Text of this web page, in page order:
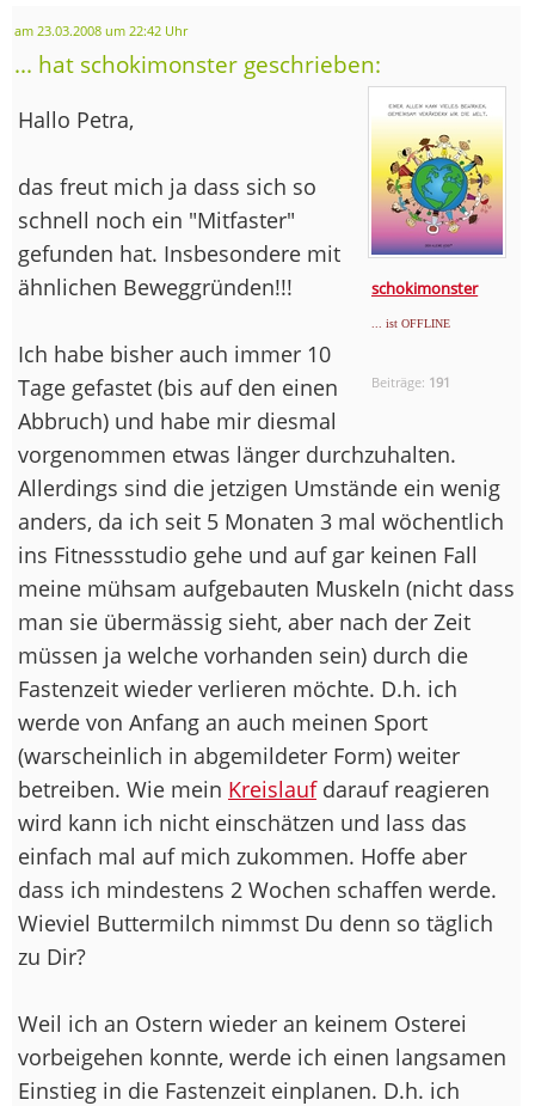
am 23.03.2008 um 22:42 Uhr
... hat schokimonster geschrieben:
schokimonster
... ist OFFLINE
Beiträge: 191
Hallo Petra,
das freut mich ja dass sich so
schnell noch ein "Mitfaster"
gefunden hat. Insbesondere mit
ähnlichen Beweggründen!!!
Ich habe bisher auch immer 10
Tage gefastet (bis auf den einen
Abbruch) und habe mir diesmal
vorgenommen etwas länger durchzuhalten.
Allerdings sind die jetzigen Umstände ein wenig
anders, da ich seit 5 Monaten 3 mal wöchentlich
ins Fitnessstudio gehe und auf gar keinen Fall
meine mühsam aufgebauten Muskeln (nicht dass
man sie übermässig sieht, aber nach der Zeit
müssen ja welche vorhanden sein) durch die
Fastenzeit wieder verlieren möchte. D.h. ich
werde von Anfang an auch meinen Sport
(warscheinlich in abgemildeter Form) weiter
betreiben. Wie mein Kreislaufdarauf reagieren
wird kann ich nicht einschätzen und lass das
einfach mal auf mich zukommen. Hoffe aber
dass ich mindestens 2 Wochen schaffen werde.
Wieviel Buttermilch nimmst Du denn so täglich
zu Dir?
Weil ich an Ostern wieder an keinem Osterei
vorbeigehen konnte, werde ich einen langsamen
Einstieg in die Fastenzeit einplanen. D.h. ich